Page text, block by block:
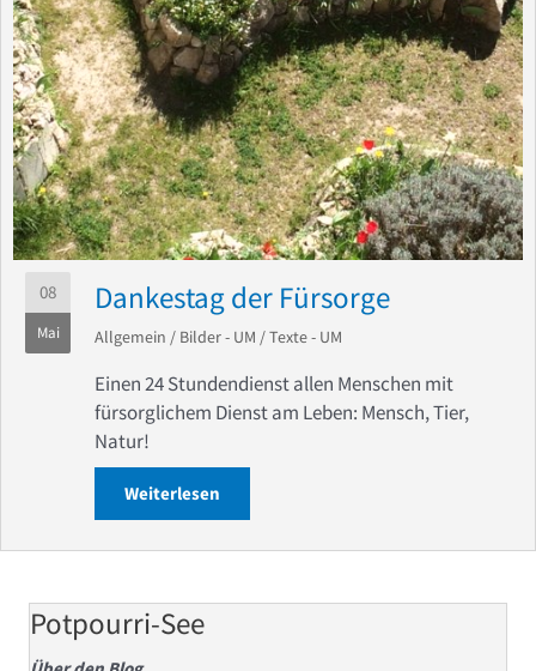
08
Mai
Dankestag der Fürsorge
Allgemein / Bilder - UM /Texte - UM
Einen 24 Stundendienst allen Menschen mit
fürsorglichem Dienst am Leben: Mensch, Tier,
Natur!
Weiterlesen
Potpourri-See